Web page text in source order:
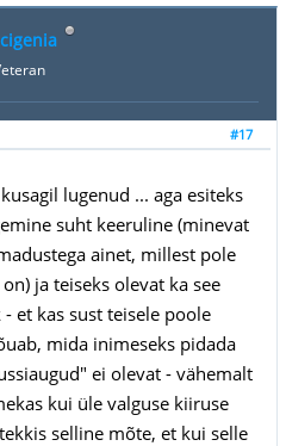
#17
lugenud ... aga esiteks
suht keeruline (minevat
ainet, millest pole
ja teiseks olevat ka see
et kas sust teisele poole
mida inimeseks pidada
ei olevat - vähemalt
kui üle valguse kiiruse
selline mõte, et kui selle